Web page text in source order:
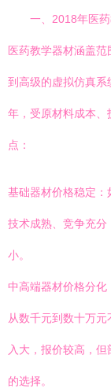
一、2018年医
医药教学器材涵盖范
到高级的虚拟仿真
年，受原材料成本
点：
基础器材价格稳定
技术成熟、竞争充
小。
中高端器材价格分
从数千元到数十万
入大，报价较高，
的选择。